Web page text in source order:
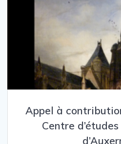
Appel à
Centre